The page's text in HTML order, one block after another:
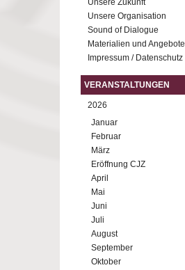
Unsere Zukunft
Unsere Organisation
Sound of Dialogue
Materialien und Angebote
Impressum / Datenschutz
VERANSTALTUNGEN
2026
Januar
Februar
März
Eröffnung CJZ
April
Mai
Juni
Juli
August
September
Oktober